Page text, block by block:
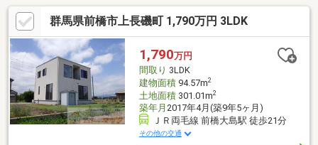
補修、クリーニング、設備点検等 弊社HPにて360°パノラマ写真も
公開中！ 【中古住宅のパイオニア】エステート・マック■LINEで
簡単に、資料請求・ご見学予約を承ります■ご希望・ご予算に合
った、良質な中古住宅のご提案■専門知識豊富なスタッフによる
物件の現地ご案内■リフォーム提案、見積、施工まで承ります
群馬県前橋市上長磯町 1,790万円 3LDK
1,790万円
間取り 3LDK
建物面積94.57m2
土地面積301.01m2
築年月 2017年4月(築9年5ヶ月)
ＪＲ両毛線 前橋大島駅 徒歩21分
その他の交通